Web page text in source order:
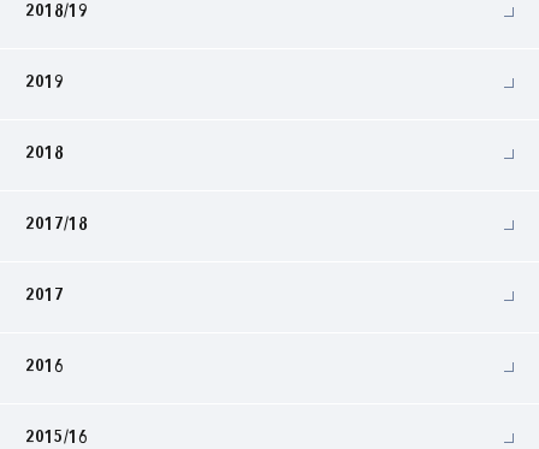
2018/19
2019
2018
2017/18
2017
2016
2015/16